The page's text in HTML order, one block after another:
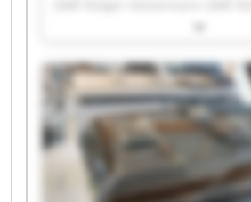
Hülsermann GME Rütger
GME Rütger Hülsermann GME
Hülsermann GME Rütger
Rütger Hülsermann GME Rütger
GME Rütger Hülsermann GME
Hülsermann GME Rütger
Rütger Hülsermann GME Rütger
GME Rütger Hülsermann GME
Hülsermann GME Rütger